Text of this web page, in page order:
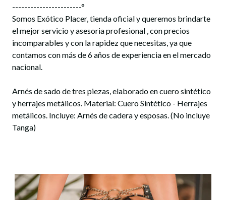
-----------------------°
Somos Exótico Placer, tienda oficial y queremos brindarte
el mejor servicio y asesoria profesional , con precios
incomparables y con la rapidez que necesitas, ya que
contamos con más de 6 años de experiencia en el mercado
nacional.
Arnés de sado de tres piezas, elaborado en cuero sintético
y herrajes metálicos. Material: Cuero Sintético - Herrajes
metálicos. Incluye: Arnés de cadera y esposas. (No incluye
Tanga)